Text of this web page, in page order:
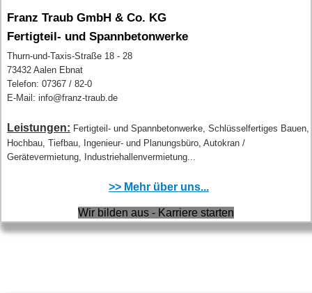
Franz Traub GmbH & Co. KG
Fertigteil- und Spannbetonwerke
Thurn-und-Taxis-Straße 18 - 28
73432 Aalen Ebnat
Telefon: 07367 / 82-0
E-Mail: info@franz-traub.de
Leistungen: Fertigteil- und Spannbetonwerke, Schlüsselfertiges Bauen,
Hochbau, Tiefbau, Ingenieur- und Planungsbüro, Autokran /
Gerätevermietung, Industriehallenvermietung...
>> Mehr über uns...
Wir bilden aus - Karriere starten